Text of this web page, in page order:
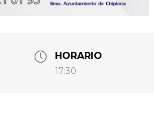
HORARIO
17:30